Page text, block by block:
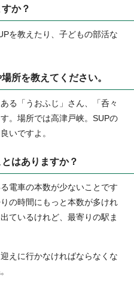
か？
を教えたり、子どもの部活な
所を教えてください。
る「うおふじ」さん、「呑々
。場所では高津戸峡。SUPの
いですよ。
はありますか？
電車の本数が少ないことです
の時間にもっと本数が多けれ
ているけれど、最寄りの駅ま
えに行かなければならなくな